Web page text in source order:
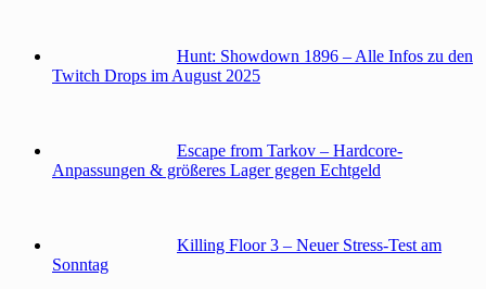
Hunt: Showdown 1896 – Alle Infos zu den
Twitch Drops im August 2025
Escape from Tarkov – Hardcore-
Anpassungen & größeres Lager gegen Echtgeld
Killing Floor 3 – Neuer Stress-Test am
Sonntag